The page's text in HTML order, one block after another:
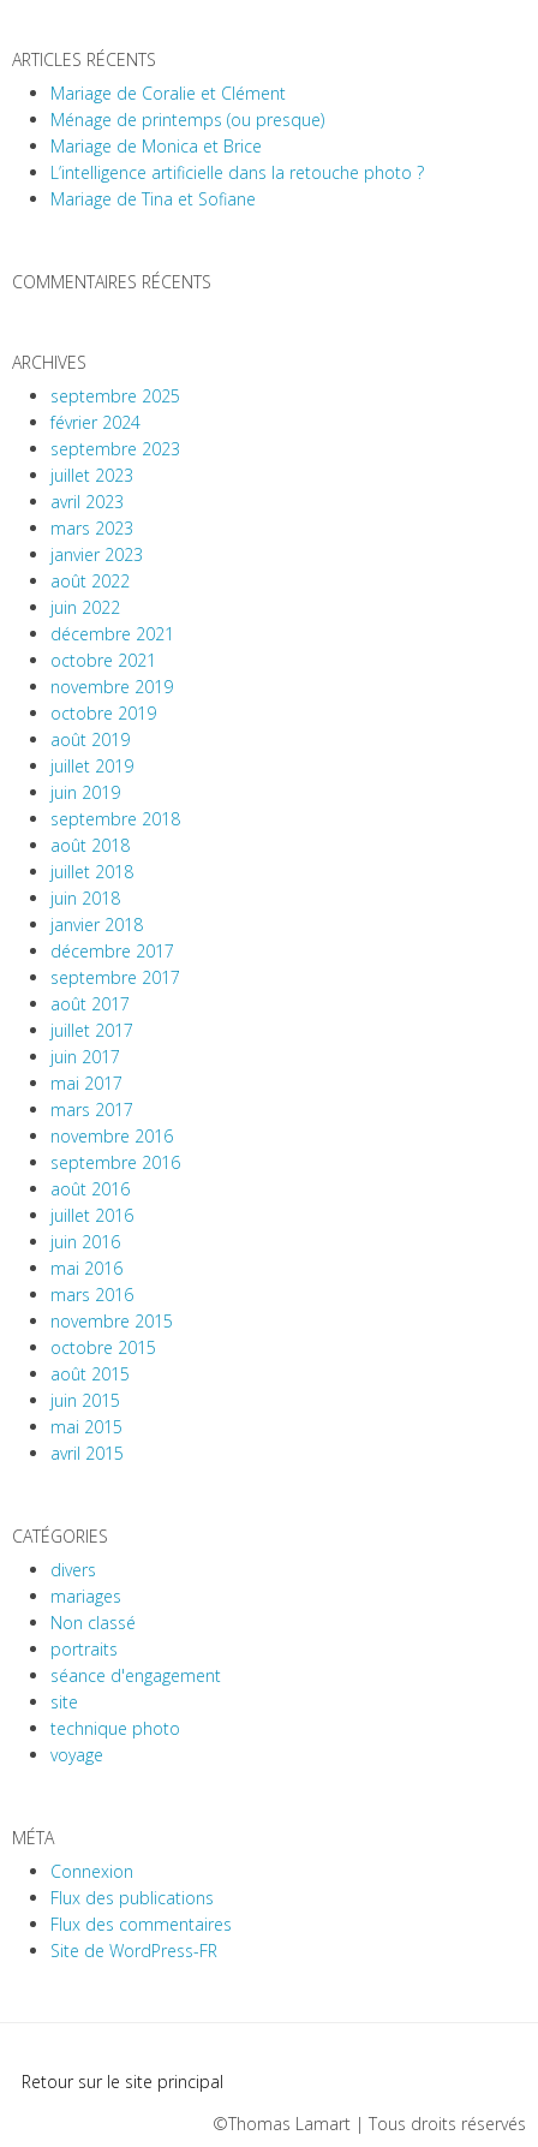
ARTICLES RÉCENTS
Mariage de Coralie et Clément
Ménage de printemps (ou presque)
Mariage de Monica et Brice
L’intelligence artificielle dans la retouche photo ?
Mariage de Tina et Sofiane
COMMENTAIRES RÉCENTS
ARCHIVES
septembre 2025
février 2024
septembre 2023
juillet 2023
avril 2023
mars 2023
janvier 2023
août 2022
juin 2022
décembre 2021
octobre 2021
novembre 2019
octobre 2019
août 2019
juillet 2019
juin 2019
septembre 2018
août 2018
juillet 2018
juin 2018
janvier 2018
décembre 2017
septembre 2017
août 2017
juillet 2017
juin 2017
mai 2017
mars 2017
novembre 2016
septembre 2016
août 2016
juillet 2016
juin 2016
mai 2016
mars 2016
novembre 2015
octobre 2015
août 2015
juin 2015
mai 2015
avril 2015
CATÉGORIES
divers
mariages
Non classé
portraits
séance d'engagement
site
technique photo
voyage
MÉTA
Connexion
Flux des publications
Flux des commentaires
Site de WordPress-FR
Retour sur le site principal
©Thomas Lamart | Tous droits réservés